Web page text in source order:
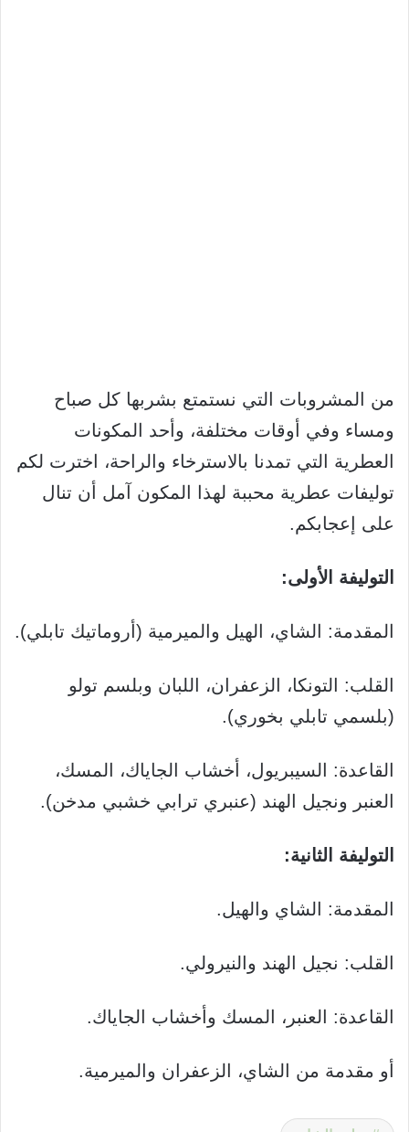
من المشروبات التي نستمتع بشربها كل صباح
ومساء وفي أوقات مختلفة، وأحد المكونات
العطرية التي تمدنا بالاسترخاء والراحة، اخترت لكم
توليفات عطرية محببة لهذا المكون آمل أن تنال
على إعجابكم.
التوليفة الأولى:
المقدمة: الشاي، الهيل والميرمية (أروماتيك تابلي).
القلب: التونكا، الزعفران، اللبان وبلسم تولو
(بلسمي تابلي بخوري).
القاعدة: السيبريول، أخشاب الجاياك، المسك،
العنبر ونجيل الهند (عنبري ترابي خشبي مدخن).
التوليفة الثانية:
المقدمة: الشاي والهيل.
القلب: نجيل الهند والنيرولي.
القاعدة: العنبر، المسك وأخشاب الجاياك.
أو مقدمة من الشاي، الزعفران والميرمية.